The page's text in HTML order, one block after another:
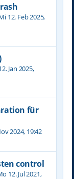
12. Feb 2025,
Jan 2025,
für
2024, 19:42
control
12. Jul 2021,